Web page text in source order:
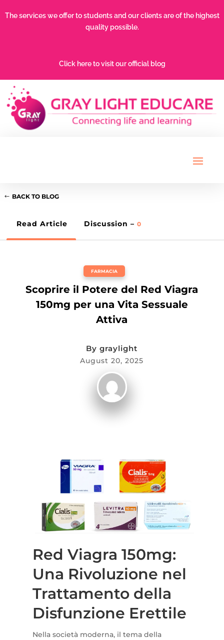
The services we offer to students and our clients are of the highest
quality possible.
Click here to visit our official blog
BACK TO BLOG
Read Article Discussion – 0
FARMACIA
Scoprire il Potere del Red Viagra
150mg per una Vita Sessuale
Attiva
Bygraylight
August 20, 2025
Red Viagra 150mg:
Una Rivoluzione nel
Trattamento della
Disfunzione Erettile
Nella società moderna, il tema della